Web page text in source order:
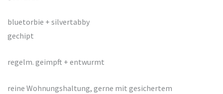
bluetorbie + silvertabby
gechipt
regelm. geimpft + entwurmt
reine Wohnungshaltung, gerne mit gesichertem